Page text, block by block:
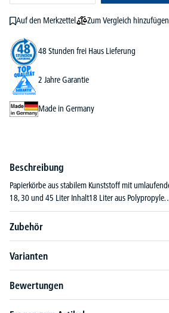
Auf den Merkzettel Zum Vergleich hinzufügen
48 Stunden frei Haus Lieferung
2 Jahre Garantie
Made in Germany
Beschreibung
Papierkörbe aus stabilem Kunststoff mit
18, 30 und 45 Liter Inhalt18 Liter aus
Zubehör
Varianten
Bewertungen